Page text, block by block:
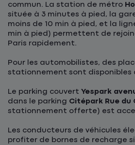
commun. La station de métro
située à 3 minutes à pied, la
moins de 10 min à pied, et la
min à pied) permettent de
Paris rapidement.
Pour les automobilistes, des
stationnement sont disponibles
Le parking couvert Yespark
dans le parking Citépark Rue du
stationnement offerte) est
Les conducteurs de véhicules
profiter de bornes de recharge